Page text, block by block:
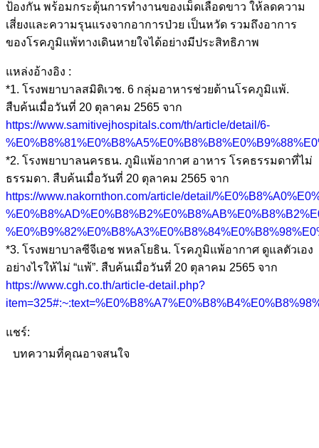
ป้องกัน พร้อมกระตุ้นการทำงานของเม็ดเลือดขาว ให้ลดความ
เสี่ยงและความรุนแรงจากอาการป่วย เป็นหวัด รวมถึงอาการ
ของโรคภูมิแพ้ทางเดินหายใจได้อย่างมีประสิทธิภาพ
แหล่งอ้างอิง :
*1. โรงพยาบาลสมิติเวช. 6 กลุ่มอาหารช่วยต้านโรคภูมิแพ้.
สืบค้นเมื่อวันที่ 20 ตุลาคม 2565 จาก
https://www.samitivejhospitals.com/th/article/detail/6-
*2. โรงพยาบาลนครธน. ภูมิแพ้อากาศ อาหาร โรคธรรมดาที่ไม่
ธรรมดา. สืบค้นเมื่อวันที่ 20 ตุลาคม 2565 จาก
https://www.nakornthon.com/article/detail/
*3. โรงพยาบาลซีจีเอช พหลโยธิน. โรคภูมิแพ้อากาศ ดูแลตัวเอง
อย่างไรให้ไม่ “แพ้”. สืบค้นเมื่อวันที่ 20 ตุลาคม 2565 จาก
https://www.cgh.co.th/article-detail.php?
แชร์:
บทความที่คุณอาจสนใจ